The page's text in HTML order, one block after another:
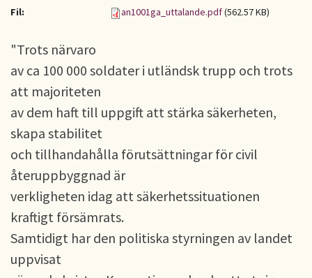
Fil:
an1001ga_uttalande.pdf(562.57 KB)
"Trots närvaro
av ca 100 000 soldater i utländsk trupp och trots
att majoriteten
av dem haft till uppgift att stärka säkerheten,
skapa stabilitet
och tillhandahålla förutsättningar för civil
återuppbyggnad är
verkligheten idag att säkerhetssituationen
kraftigt försämrats.
Samtidigt har den politiska styrningen av landet
uppvisat